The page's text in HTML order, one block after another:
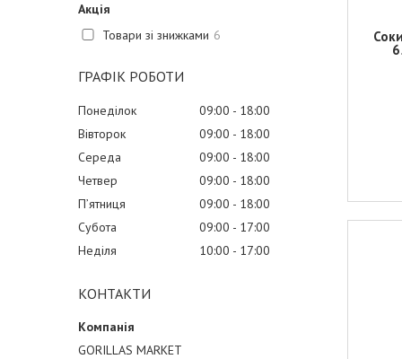
Акція
Товари зі знижками 6
ГРАФІК РОБОТИ
Понеділок 09:00
18:00
Вівторок
09:00
18:00
Середа
09:00
18:00
Четвер
09:00
18:00
Пʼятниця
09:00
18:00
Субота
09:00
17:00
Неділя
10:00 17:00
КОНТАКТИ
GORILLAS MARKET